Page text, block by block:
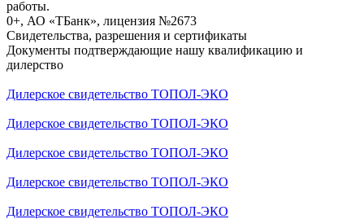
работы.
0+, АО «ТБанк», лицензия №2673
Свидетельства, разрешения и сертификаты
Документы подтверждающие нашу квалификацию и
дилерство
Дилерское свидетельство ТОПОЛ-ЭКО
Дилерское свидетельство ТОПОЛ-ЭКО
Дилерское свидетельство ТОПОЛ-ЭКО
Дилерское свидетельство ТОПОЛ-ЭКО
Дилерское свидетельство ТОПОЛ-ЭКО